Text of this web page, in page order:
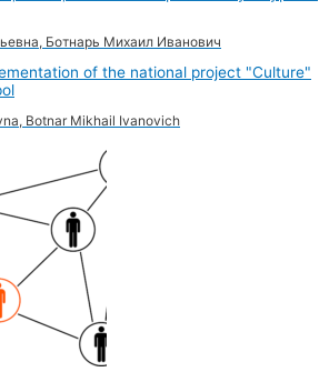
Ботнарь Михаил Иванович
of the national project "Culture"
Botnar Mikhail Ivanovich